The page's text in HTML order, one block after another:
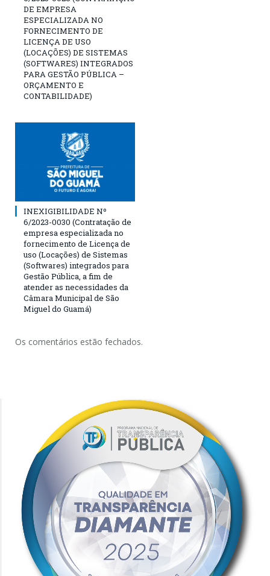
DE EMPRESA
ESPECIALIZADA NO
FORNECIMENTO DE
LICENÇA DE USO
(LOCAÇÕES) DE SISTEMAS
(SOFTWARES) INTEGRADOS
PARA GESTÃO PÚBLICA –
ORÇAMENTO E
CONTABILIDADE)
INEXIGIBILIDADE Nº
6/2023-0030 (Contratação de
empresa especializada no
fornecimento de Licença de
uso (Locações) de Sistemas
(Softwares) integrados para
Gestão Pública, a fim de
atender as necessidades da
Câmara Municipal de São
Miguel do Guamá)
Os comentários estão fechados.